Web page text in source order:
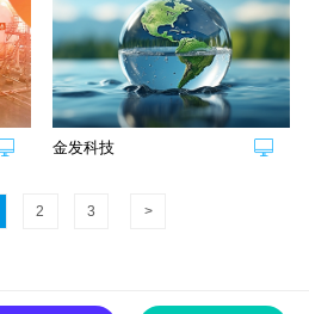
金发科技
2 3 >